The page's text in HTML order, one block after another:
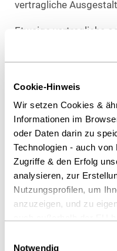
Cookie-Hinweis
Wir setzen Cookies &
Informationen im
oder Daten darin zu
Technologien - auch
Zugriffe & den Erfolg
analysieren, zur
Nutzungsprofilen, um
anzuzeigen, und zu
Regelungen das Risiko
Notwendig
vertragliche
Etwaige vertragliche
Fall) kein anderes
konkreten
diese Gutschriften
der Beklagten
dürfe. Für die Nutzung
keine Kompensation
Praxishinweise
Arbeitgeber,